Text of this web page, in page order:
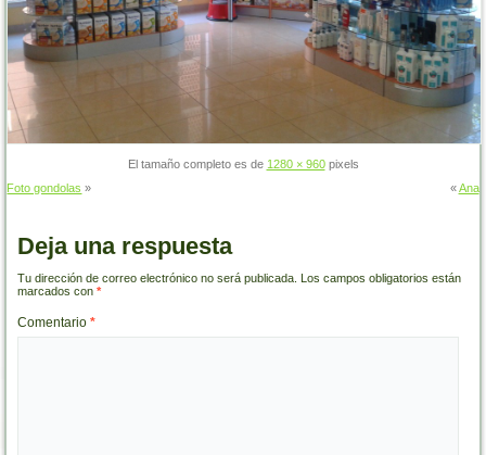
El tamaño completo es de 1280 × 960pixels
Foto gondolas » «Ana
Deja una respuesta
Tu dirección de correo electrónico no será publicada. Los campos obligatorios están
marcados con*
Comentario*